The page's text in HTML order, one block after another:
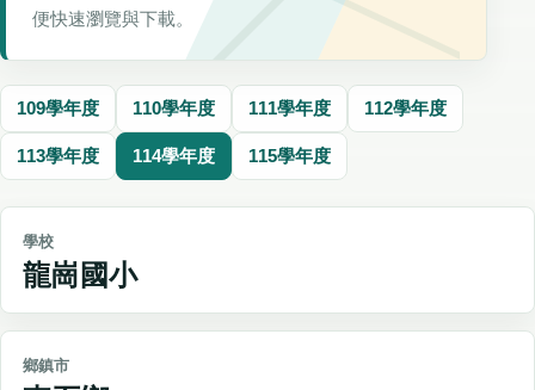
便快速瀏覽與下載。
109學年度 110學年度 111學年度 112學年度
113學年度 114學年度 115學年度
學校
龍崗國小
鄉鎮市